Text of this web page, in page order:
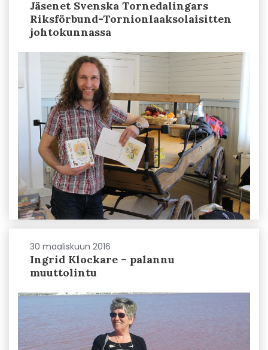
Jäsenet Svenska Tornedalingars
Riksförbund-Tornionlaaksolaisitten
johtokunnassa
30 maaliskuun 2016
Ingrid Klockare – palannu
muuttolintu